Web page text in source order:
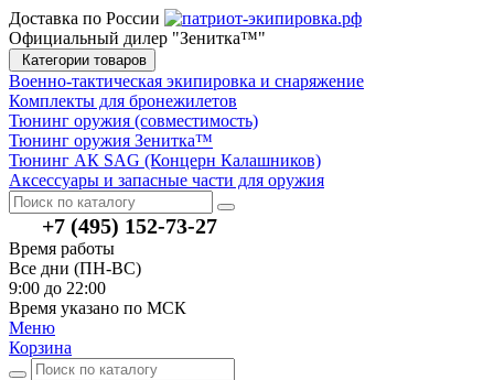
Доставка по России
Официальный дилер "Зенитка™"
Категории товаров
Военно-тактическая экипировка и снаряжение
Комплекты для бронежилетов
Тюнинг оружия (совместимость)
Тюнинг оружия Зенитка™
Тюнинг АК SAG (Концерн Калашников)
Аксессуары и запасные части для оружия
+7 (495) 152-73-27
Время работы
Все дни (ПН-ВС)
9:00 до 22:00
Время указано по МСК
Меню
Корзина